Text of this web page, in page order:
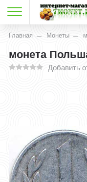
Главная Монеты
монета
Добавить